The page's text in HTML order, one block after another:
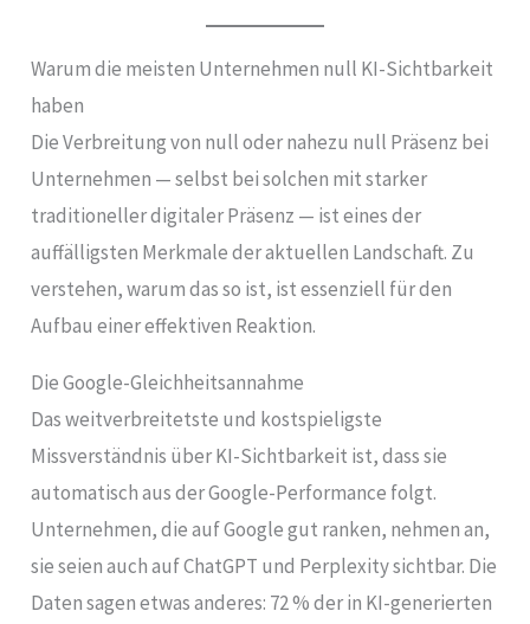
Warum die meisten Unternehmen null KI-Sichtbarkeit
haben
Die Verbreitung von null oder nahezu null Präsenz bei
Unternehmen — selbst bei solchen mit starker
traditioneller digitaler Präsenz — ist eines der
auffälligsten Merkmale der aktuellen Landschaft. Zu
verstehen, warum das so ist, ist essenziell für den
Aufbau einer effektiven Reaktion.
Die Google-Gleichheitsannahme
Das weitverbreitetste und kostspieligste
Missverständnis über KI-Sichtbarkeit ist, dass sie
automatisch aus der Google-Performance folgt.
Unternehmen, die auf Google gut ranken, nehmen an,
sie seien auch auf ChatGPT und Perplexity sichtbar. Die
Daten sagen etwas anderes: 72 % der in KI-generierten